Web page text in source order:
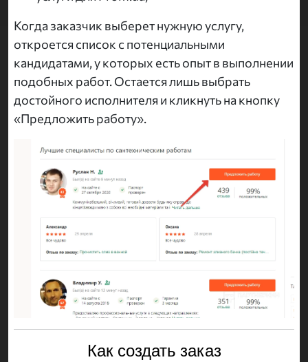
Когда заказчик выберет нужную услугу,
откроется список с потенциальными
кандидатами, у которых есть опыт в выполнении
подобных работ. Остается лишь выбрать
достойного исполнителя и кликнуть на кнопку
«Предложить работу».
Как создать заказ